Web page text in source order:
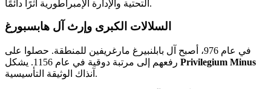
التحتية والإدارة الإمبراطورية أثرًا دائمًا.
السلالات الكبرى وإرث آل هابسبورغ
في عام 976، أصبح آل بابلنبيرغ مارغريفين للمنطقة. حصلوا على
Privilegium Minus
آنذاك الوثيقة التأسيسية.